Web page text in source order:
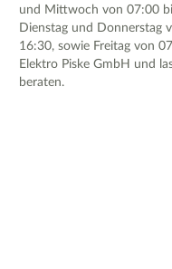
und Mittwoch von 07:00
Dienstag und Donnerstag
16:30, sowie Freitag von
Elektro Piske GmbH und
beraten.